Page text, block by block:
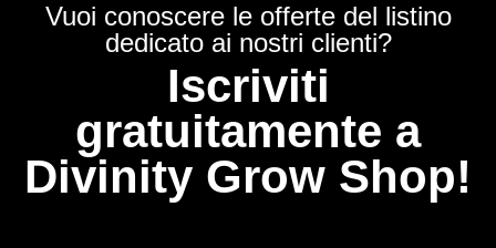
Vuoi conoscere le offerte del listino
dedicato ai nostri clienti?
Iscriviti
gratuitamente a
Divinity Grow Shop!